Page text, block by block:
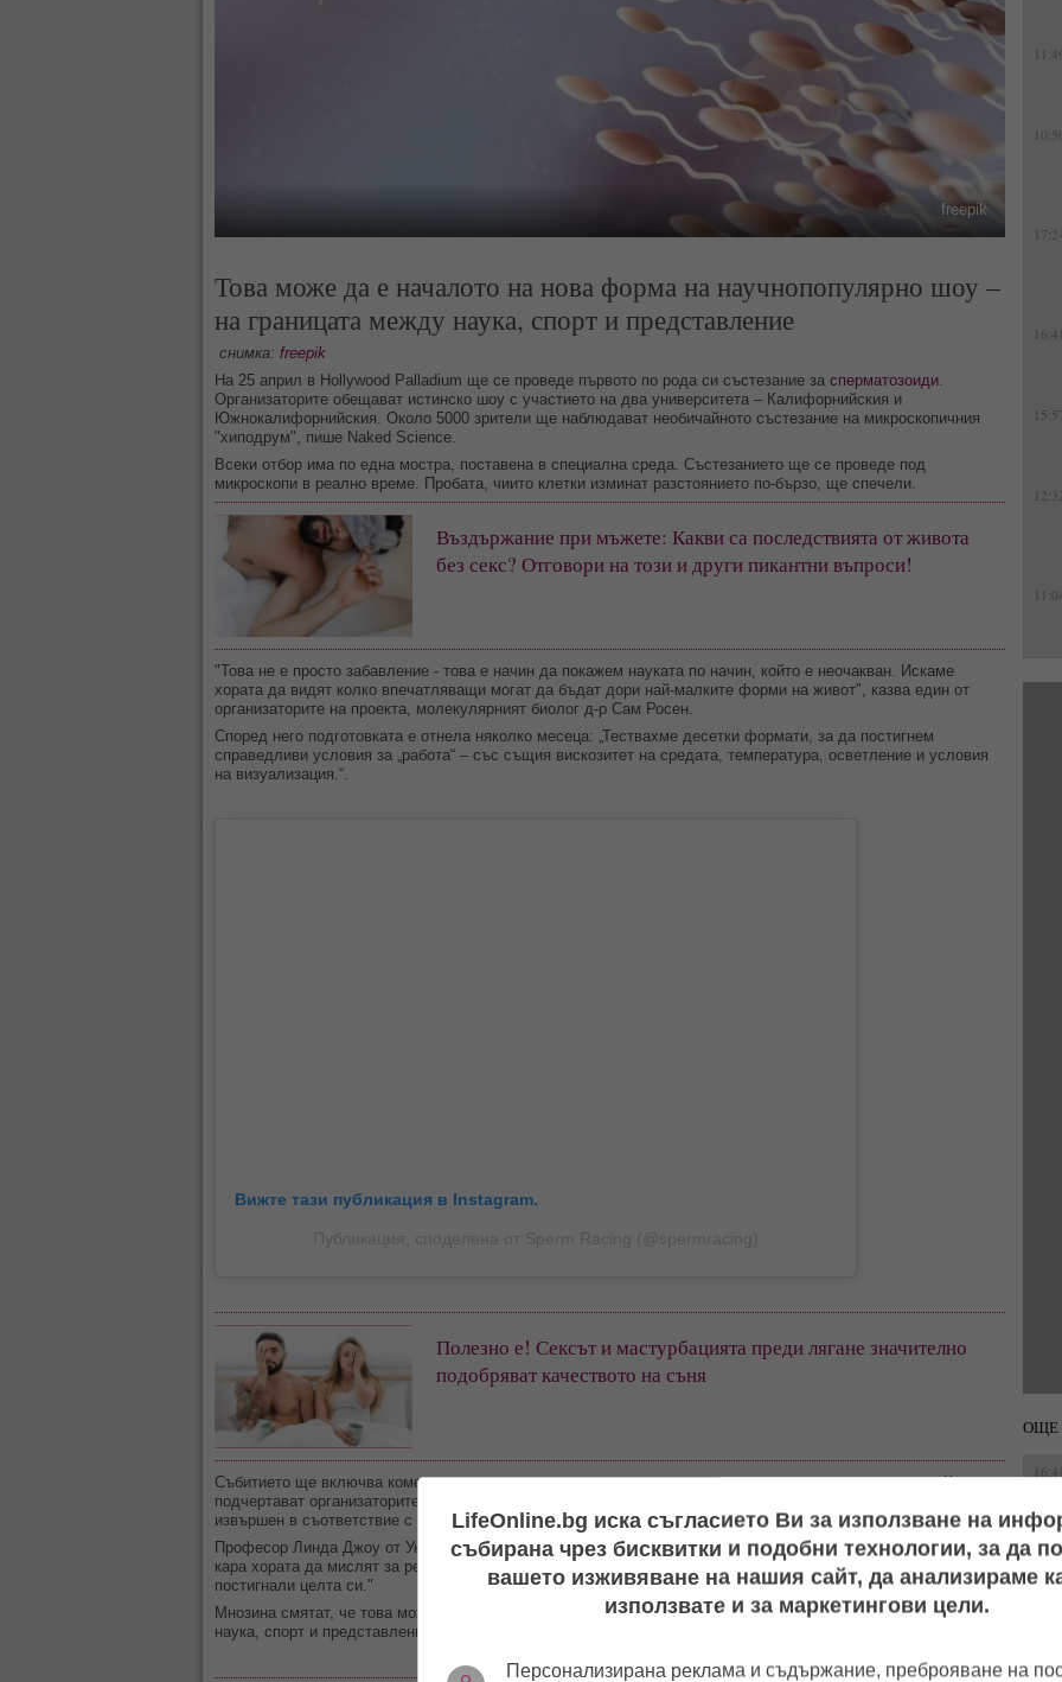
Снимка: freepik
Това може да е началото на нова форма на научнопопулярно шоу –
на границата между наука, спорт и представление
снимка: freepik
На 25 април в Hollywood Palladium ще се проведе първото по рода си състезание за сперматозоиди.
Организаторите обещават истинско шоу с участието на два университета – Калифорнийския и
Южнокалифорнийския. Около 5000 зрители ще наблюдават необичайното състезание на микроскопичния
"хиподрум", пише Naked Science.
Всеки отбор има по една мостра, поставена в специална среда. Състезанието ще се проведе под
микроскопи в реално време. Пробата, чиито клетки изминат разстоянието по-бързо, ще спечели.
Въздържание при мъжете: Какви са последствията от живота
без секс? Отговори на този и други пикантни въпроси!
"Това не е просто забавление - това е начин да покажем науката по начин, който е неочакван. Искаме
хората да видят колко впечатляващи могат да бъдат дори най-малките форми на живот", казва един от
организаторите на проекта, молекулярният биолог д-р Сам Росен.
Според него подготовката е отнела няколко месеца: „Тествахме десетки формати, за да постигнем
справедливи условия за „работа“ – със същия вискозитет на средата, температура, осветление и условия
на визуализация.“.
Вижте тази публикация в Instagram.
Полезно е! Сексът и мастурбацията преди лягане значително
подобряват качеството на съня
Събитието ще включва коментатори, излъчване, анализи и възможност за залагане на победителя. Както
подчертават организаторите, всички дарители са дали официално съгласие, а подборът на пробите е
извършен в съответствие с всички етични стандарти.
Професор Линда Джоу от Университета на Южна Калифорния отбелязва: "Да, необичайно е. Но ако това
кара хората да мислят за репродуктивното здраве, за технологиите и за микробиологията, тогава сме
постигнали целта си."
Мнозина смятат, че това може да е началото на нова форма на научнопопулярно шоу – на границата между
наука, спорт и представление.
16:41
ОЩЕ
16:41
LifeOnline.bg иска съгласието Ви за използване на
събирана чрез бисквитки и подобни технологии, за да
вашето изживяване на нашия сайт, да анализираме
използвате и за маркетингови цели.
Персонализирана реклама и съдържание, преброяване на